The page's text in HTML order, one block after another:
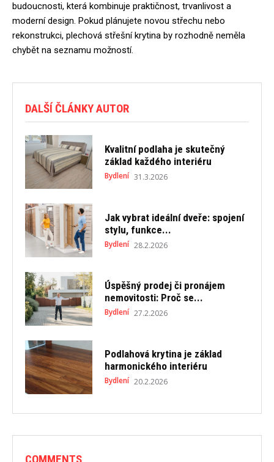
budoucnosti, která kombinuje praktičnost, trvanlivost a
moderní design. Pokud plánujete novou střechu nebo
rekonstrukci, plechová střešní krytina by rozhodně neměla
chybět na seznamu možností.
DALŠÍ ČLÁNKY AUTOR
Kvalitní podlaha je skutečný
základ každého interiéru
Bydlení 31.3.2026
Jak vybrat ideální dveře: spojení
stylu, funkce...
Bydlení 28.2.2026
Úspěšný prodej či pronájem
nemovitosti: Proč se...
Bydlení 27.2.2026
Podlahová krytina je základ
harmonického interiéru
Bydlení 20.2.2026
COMMENTS